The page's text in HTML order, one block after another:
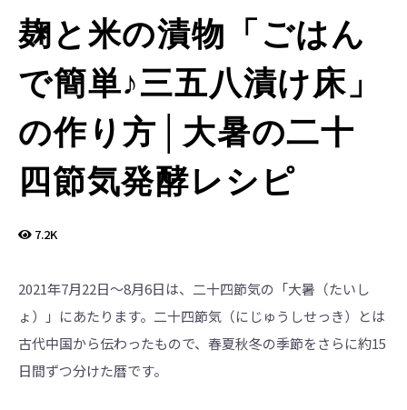
け
し
ま
す。
日
本
と
ジ
発
酵
食
品
と
知
っ
て
ら
る
麹と米の漬物「ごはん
で簡単♪三五八漬け床」
の作り方│大暑の二十
四節気発酵レシピ
7.2K
2021年7月22日～8月6日は、二十四節気の「大暑（たいし
ょ）」にあたります。二十四節気（にじゅうしせっき）とは
古代中国から伝わったもので、春夏秋冬の季節をさらに約15
日間ずつ分けた暦です。